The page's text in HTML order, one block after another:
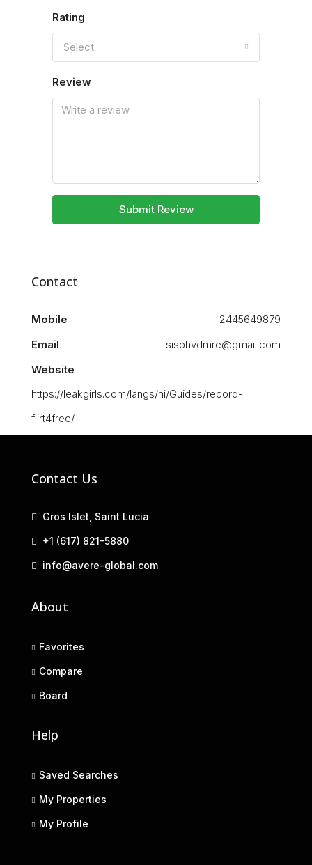
Rating
Select
Review
Submit Review
Contact
Mobile
2445649879
Email
sisohvdmre@gmail.com
Website
https://leakgirls.com/langs/hi/Guides/record-
flirt4free/
Contact Us
Gros Islet, Saint Lucia
+1 (617) 821-5880
info@avere-global.com
About
Favorites
Compare
Board
Help
Saved Searches
My Properties
My Profile